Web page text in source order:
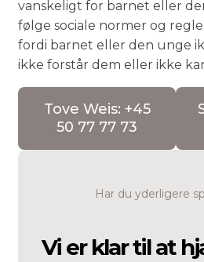
vanskeligt for barnet eller
følge sociale normer og
fordi barnet eller den unge
ikke forstår dem eller ikke
Tove Weis: +45
50 77 77 73
Har du yderligere
Vi er klar til at